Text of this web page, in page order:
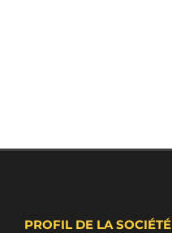
PROFIL DE LA SOCIÉTÉ